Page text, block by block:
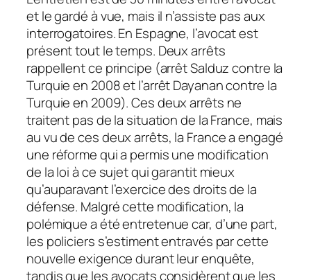
et le gardé à vue, mais il n’assiste pas aux
interrogatoires. En Espagne, l’avocat est
présent tout le temps. Deux arrêts
rappellent ce principe (arrêt Salduz contre la
Turquie en 2008 et l’arrêt Dayanan contre la
Turquie en 2009). Ces deux arrêts ne
traitent pas de la situation de la France, mais
au vu de ces deux arrêts, la France a engagé
une réforme qui a permis une modification
de la loi à ce sujet qui garantit mieux
qu’auparavant l’exercice des droits de la
défense. Malgré cette modification, la
polémique a été entretenue car, d’une part,
les policiers s’estiment entravés par cette
nouvelle exigence durant leur enquête,
tandis que les avocats considèrent que les